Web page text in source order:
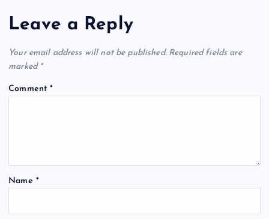
a
v
i
i
Leave a Reply
Your email address will not be published. Required fields are
marked *
Comment*
Name *